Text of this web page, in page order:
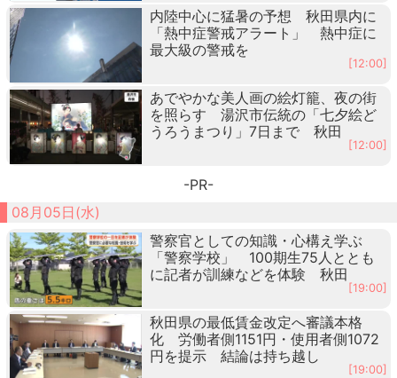
内陸中心に猛暑の予想 秋田県内に
「熱中症警戒アラート」 熱中症に
最大級の警戒を
[12:00]
あでやかな美人画の絵灯籠、夜の街
を照らす 湯沢市伝統の「七夕絵ど
うろうまつり」7日まで 秋田
[12:00]
-PR-
08月05日(水)
警察官としての知識・心構え学ぶ
「警察学校」 100期生75人ととも
に記者が訓練などを体験 秋田
[19:00]
秋田県の最低賃金改定へ審議本格
化 労働者側1151円・使用者側1072
円を提示 結論は持ち越し
[19:00]